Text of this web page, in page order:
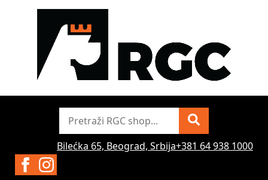
Bilećka 65, Beograd, Srbija+381 64 938 1000